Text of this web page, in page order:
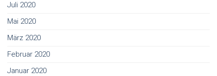
Juli 2020
Mai 2020
März 2020
Februar 2020
Januar 2020